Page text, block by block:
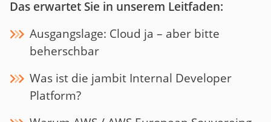
Das erwartet Sie in unserem Leitfaden:
Ausgangslage: Cloud ja – aber bitte
beherschbar
Was ist die jambit Internal Developer
Platform?